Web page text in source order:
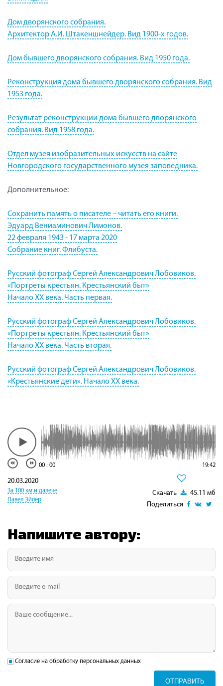
Дом дворянского собрания.
Архитектор А.И. Штакеншнейдер. Вид 1900-х годов.
Дом бывшего дворянского собрания. Вид 1950 года.
Реконструкция дома бывшего дворянского собрания. Вид
1953 года.
Результат реконструкции дома бывшего дворянского
собрания. Вид 1958 года.
Отдел музея изобразительных искусств на сайте
Новгородского государственного музея заповедника.
Дополнительное:
Сохранить память о писателе – читать его книги.
Эдуард Вениаминович Лимонов.
22 февраля 1943 - 17 марта 2020
Собрание книг. Флибуста.
Русский фотограф Сергей Александрович Лобовиков.
«Портреты крестьян. Крестьянский быт»
Начало XX века. Часть первая.
Русский фотограф Сергей Александрович Лобовиков.
«Портреты крестьян. Крестьянский быт»
Начало XX века. Часть вторая.
Русский фотограф Сергей Александрович Лобовиков.
«Крестьянские дети». Начало XX века.
00 : 00 19:42
Скачать
45.11 мб
Поделиться
20.03.2020
За 100 км и далече
Павел Эйлер
Напишите автору:
Согласие на обработку персональных данных
ОТПРАВИТЬ